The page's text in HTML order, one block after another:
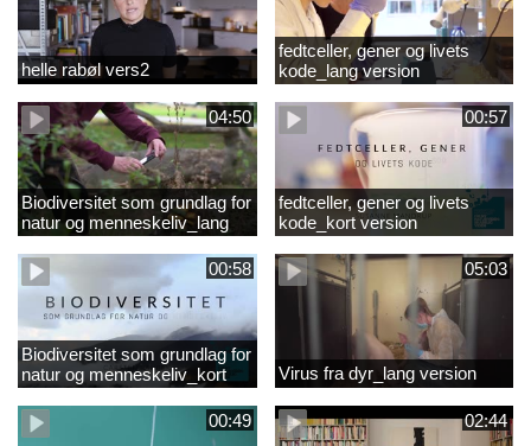
helle rabøl vers2
fedtceller, gener og livets
kode_lang version
04:50
Biodiversitet som grundlag for
natur og menneskeliv_lang
version
00:57
fedtceller, gener og livets
kode_kort version
00:58
Biodiversitet som grundlag for
natur og menneskeliv_kort
version
05:03
Virus fra dyr_lang version
00:49 02:44